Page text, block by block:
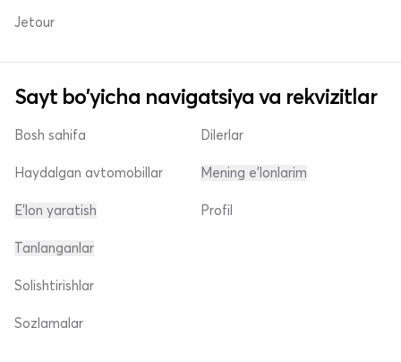
Jetour
Sayt bo'yicha navigatsiya va rekvizitlar
Bosh sahifa
Haydalgan avtomobillar
E'lon yaratish
Dilerlar
Mening e'lonlarim
Profil
Tanlanganlar
Solishtirishlar
Sozlamalar